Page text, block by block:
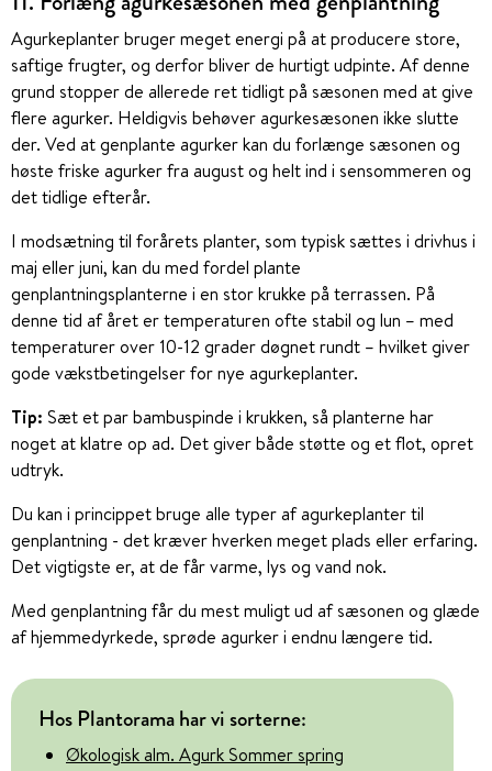
Agurkeplanter bruger meget energi på at producere store,
saftige frugter, og derfor bliver de hurtigt udpinte. Af denne
grund stopper de allerede ret tidligt på sæsonen med at give
flere agurker. Heldigvis behøver agurkesæsonen ikke slutte
der. Ved at genplante agurker kan du forlænge sæsonen og
høste friske agurker fra august og helt ind i sensommeren og
det tidlige efterår.
I modsætning til forårets planter, som typisk sættes i drivhus i
maj eller juni, kan du med fordel plante
genplantningsplanterne i en stor krukke på terrassen. På
denne tid af året er temperaturen ofte stabil og lun – med
temperaturer over 10-12 grader døgnet rundt – hvilket giver
gode vækstbetingelser for nye agurkeplanter.
Tip: Sæt et par bambuspinde i krukken, så planterne har
noget at klatre op ad. Det giver både støtte og et flot, opret
udtryk.
Du kan i princippet bruge alle typer af agurkeplanter til
genplantning - det kræver hverken meget plads eller erfaring.
Det vigtigste er, at de får varme, lys og vand nok.
Med genplantning får du mest muligt ud af sæsonen og glæde
af hjemmedyrkede, sprøde agurker i endnu længere tid.
Hos Plantorama har vi sorterne:
Økologisk alm. Agurk Sommer spring